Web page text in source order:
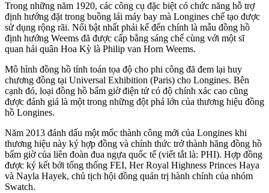
Trong những năm 1920, các công cụ đặc biệt có chức năng hỗ trợ
định hướng đặt trong buồng lái máy bay mà Longines chế tạo được
sử dụng rộng rãi. Nổi bật nhất phải kể đến chính là mẫu đồng hồ
định hướng Weems đã được cấp bằng sáng chế cùng với một sĩ
quan hải quân Hoa Kỳ là Philip van Horn Weems.
Mô hình đồng hồ tính toán tọa độ cho phi công đã đem lại huy
chương đồng tại Universal Exhibition (Paris) cho Longines. Bên
cạnh đó, loại đồng hồ bấm giờ điện tử có độ chính xác cao cũng
được đánh giá là một trong những đột phá lớn của thương hiệu đồng
hồ Longines.
Năm 2013 đánh dấu một mốc thành công mới của Longines khi
thương hiệu này ký hợp đồng và chính thức trở thành hãng đồng hồ
bấm giờ của liên đoàn đua ngựa quốc tế (viết tắt là: PHI). Hợp đồng
được ký kết bởi tổng thống FEI, Her Royal Highness Princes Haya
và Nayla Hayek, chủ tịch hội đồng quản trị hành chính của nhóm
Swatch.